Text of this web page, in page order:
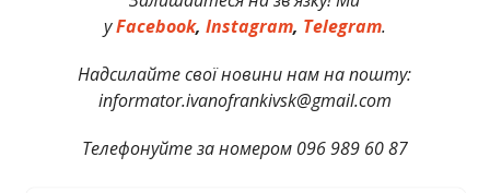
уFacebook, Instagram, Telegram.
Надсилайте свої новини нам на пошту:
informator.ivanofrankivsk@gmail.com
Телефонуйте за номером 096 989 60 87